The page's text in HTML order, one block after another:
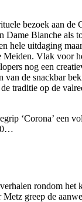
bezoek aan de
Dame Blanche als
hele uitdaging
Meiden. Vlak voor
nog een
van de snackbar
traditie op de
‘Corona’ een
rondom het
greep de